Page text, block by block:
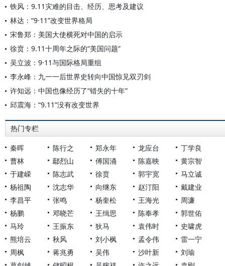
铁风：9.11灾难的目击、经历、思考及建议
林达：“9·11”改变世界格局
宋鲁郑：美国大使横死对中国的启示
徐贲：9.11十周年之际的“美国问题”
吴立波：9·11与国际格局重组
李永峰：九一一后世界史转向中国惊见双刃剑
许知远：中国也像经历了“错失的十年”
邱震海：“9.11”没有改变世界
热门专栏
秦晖 陈行之 郑永年 龙应台
丁学良
曹林
鄢烈山 傅国涌 陈嘉映
黄宗智
于建嵘
陈志武 徐贲 郭宇宽
马立诚
杨祖陶
沈志华 向继东 赵汀阳
戴建业
李昌平
张鸣 杨奎松 王海光
周濂
杨鹏
邓晓芒 王缉思 陈奉孝
郭世佑
马玲
王振东 狄马 袁伟时
史啸虎
熊培云
秋风 刘小枫 孟令伟
雷一宁
周枫
蒋兆勇 吴伟 沙叶新
刘瑜